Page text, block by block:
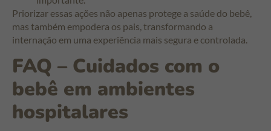
Priorizar essas ações não apenas protege a saúde do bebê,
mas também empodera os pais, transformando a
internação em uma experiência mais segura e controlada.
FAQ – Cuidados com o
bebê em ambientes
hospitalares